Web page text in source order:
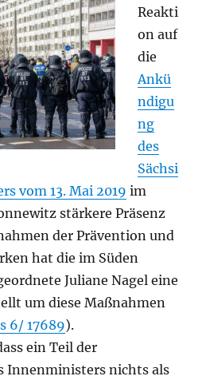
Reakti
on auf
die
Ankü
ndigu
ng
des
Sächsi
vom 13. Mai 2019 im
stärkere Präsenz
der Prävention und
hat die im Süden
Juliane Nagel eine
um diese Maßnahmen
6/ 17689).
ein Teil der
Innenministers nichts als